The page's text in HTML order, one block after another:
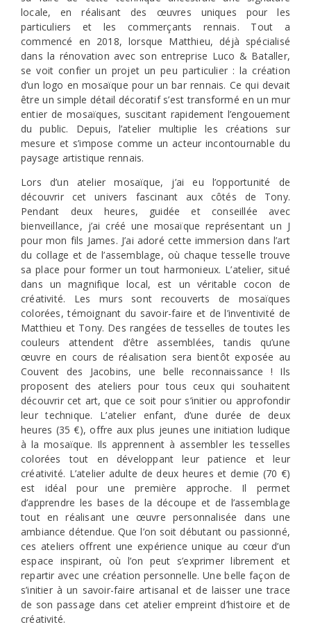
locale, en réalisant des œuvres uniques pour les
particuliers et les commerçants rennais. Tout a
commencé en 2018, lorsque Matthieu, déjà spécialisé
dans la rénovation avec son entreprise Luco & Bataller,
se voit confier un projet un peu particulier : la création
d’un logo en mosaïque pour un bar rennais. Ce qui devait
être un simple détail décoratif s’est transformé en un mur
entier de mosaïques, suscitant rapidement l’engouement
du public. Depuis, l’atelier multiplie les créations sur
mesure et s’impose comme un acteur incontournable du
paysage artistique rennais.
Lors d’un atelier mosaïque, j’ai eu l’opportunité de
découvrir cet univers fascinant aux côtés de Tony.
Pendant deux heures, guidée et conseillée avec
bienveillance, j’ai créé une mosaïque représentant un J
pour mon fils James. J’ai adoré cette immersion dans l’art
du collage et de l’assemblage, où chaque tesselle trouve
sa place pour former un tout harmonieux. L’atelier, situé
dans un magnifique local, est un véritable cocon de
créativité. Les murs sont recouverts de mosaïques
colorées, témoignant du savoir-faire et de l’inventivité de
Matthieu et Tony. Des rangées de tesselles de toutes les
couleurs attendent d’être assemblées, tandis qu’une
œuvre en cours de réalisation sera bientôt exposée au
Couvent des Jacobins, une belle reconnaissance ! Ils
proposent des ateliers pour tous ceux qui souhaitent
découvrir cet art, que ce soit pour s’initier ou approfondir
leur technique. L’atelier enfant, d’une durée de deux
heures (35 €), offre aux plus jeunes une initiation ludique
à la mosaïque. Ils apprennent à assembler les tesselles
colorées tout en développant leur patience et leur
créativité. L’atelier adulte de deux heures et demie (70 €)
est idéal pour une première approche. Il permet
d’apprendre les bases de la découpe et de l’assemblage
tout en réalisant une œuvre personnalisée dans une
ambiance détendue. Que l’on soit débutant ou passionné,
ces ateliers offrent une expérience unique au cœur d’un
espace inspirant, où l’on peut s’exprimer librement et
repartir avec une création personnelle. Une belle façon de
s’initier à un savoir-faire artisanal et de laisser une trace
de son passage dans cet atelier empreint d’histoire et de
créativité.